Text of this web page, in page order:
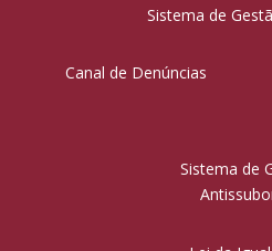
Sistema de
Canal de Denúncias
Sistema de